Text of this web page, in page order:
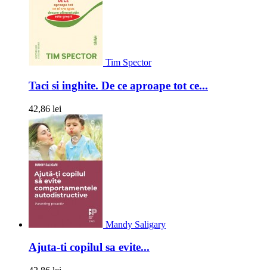
Tim Spector
Taci si inghite. De ce aproape tot ce...
42,86 lei
Mandy Saligary
Ajuta-ti copilul sa evite...